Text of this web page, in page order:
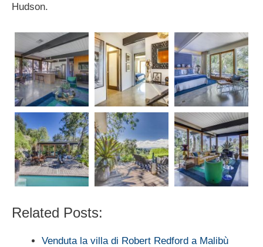
Hudson.
Related Posts:
Venduta la villa di Robert Redford a Malibù